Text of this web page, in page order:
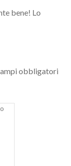
bene! Lo
obbligatori